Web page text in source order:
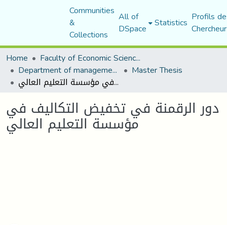
Communities
&
Collections
All of
DSpace Statistics Profils
Home
Faculty of Economic Sciences, Commerce and Management Sciences
Department of management sciences Master Thesis
دور الرقمنة في تخفيض التكاليف في مؤسسة التعليم العالي
دور الرقمنة في تخفيض التكاليف في
مؤسسة التعليم العالي